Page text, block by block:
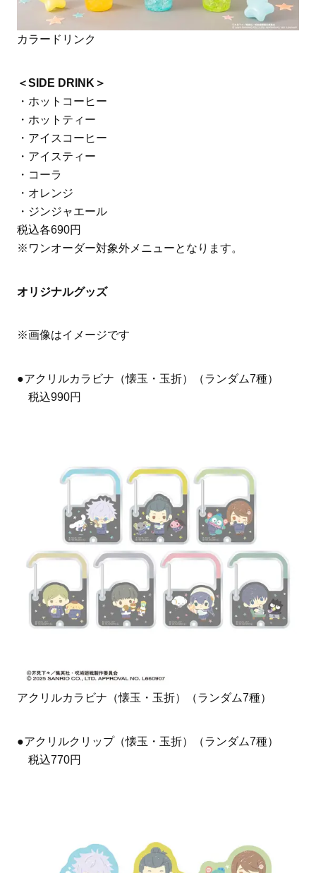
カラードリンク
＜SIDE DRINK＞
・ホットコーヒー
・ホットティー
・アイスコーヒー
・アイスティー
・コーラ
・オレンジ
・ジンジャエール
税込各690円
※ワンオーダー対象外メニューとなります。
オリジナルグッズ
※画像はイメージです
●アクリルカラビナ（懐玉・玉折）（ランダム7種）
税込990円
アクリルカラビナ（懐玉・玉折）（ランダム7種）
●アクリルクリップ（懐玉・玉折）（ランダム7種）
税込770円